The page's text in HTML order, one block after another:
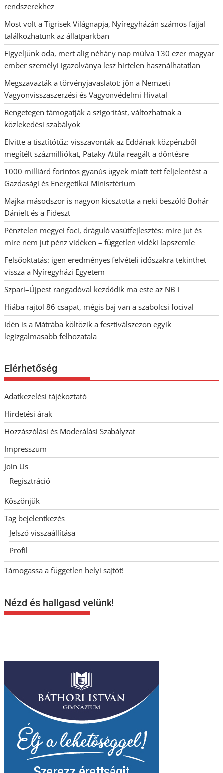
rendszerekhez
Most volt a Tigrisek Világnapja, Nyíregyházán számos fajjal
találkozhatunk az állatparkban
Figyeljünk oda, mert alig néhány nap múlva 130 ezer magyar
ember személyi igazolványa lesz hirtelen használhatatlan
Megszavazták a törvényjavaslatot: jön a Nemzeti
Vagyonvisszaszerzési és Vagyonvédelmi Hivatal
Rengetegen támogatják a szigorítást, változhatnak a
közlekedési szabályok
Elvitte a tisztítótűz: visszavonták az Eddának közpénzből
megítélt százmilliókat, Pataky Attila reagált a döntésre
1000 milliárd forintos gyanús ügyek miatt tett feljelentést a
Gazdasági és Energetikai Minisztérium
Majka másodszor is nagyon kiosztotta a neki beszóló Bohár
Dánielt és a Fideszt
Pénztelen megyei foci, dráguló vasútfejlesztés: mire jut és
mire nem jut pénz vidéken – független vidéki lapszemle
Felsőoktatás: igen eredményes felvételi időszakra tekinthet
vissza a Nyíregyházi Egyetem
Szpari–Újpest rangadóval kezdődik ma este az NB I
Hiába rajtol 86 csapat, mégis baj van a szabolcsi focival
Idén is a Mátrába költözik a fesztiválszezon egyik
legizgalmasabb felhozatala
Elérhetőség
Adatkezelési tájékoztató
Hirdetési árak
Hozzászólási és Moderálási Szabályzat
Impresszum
Join Us
Regisztráció
Köszönjük
Tag bejelentkezés
Jelszó visszaállítása
Profil
Támogassa a független helyi sajtót!
Nézd és hallgasd velünk!